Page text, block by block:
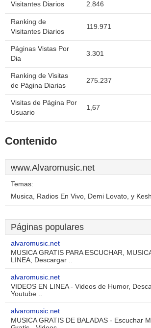
Visitantes Diarios 2.846
Ranking de
Visitantes Diarios
119.971
Páginas Vistas Por
Dia
3.301
Ranking de Visitas
de Página Diarias
275.237
Visitas de Página Por
Usuario
1,67
Contenido
www.Alvaromusic.net
Temas:
Musica, Radios En Vivo, Demi Lovato, y
Páginas populares
alvaromusic.net
MUSICA GRATIS PARA ESCUCHAR,
LINEA, Descargar ..
alvaromusic.net
VIDEOS EN LINEA - Videos de Humor,
Youtube ..
alvaromusic.net
MUSICA GRATIS DE BALADAS - Escuchar